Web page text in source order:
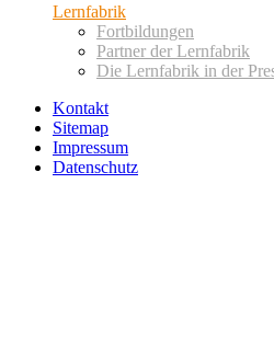
Lernfabrik
Fortbildungen
Partner der Lernfabrik
Die Lernfabrik in der
Kontakt
Sitemap
Impressum
Datenschutz